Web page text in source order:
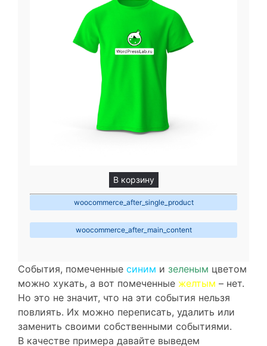
В корзину
woocommerce_after_single_product
woocommerce_after_main_content
События, помеченные синим и зеленым цветом
можно хукать, а вот помеченные желтым – нет.
Но это не значит, что на эти события нельзя
повлиять. Их можно переписать, удалить или
заменить своими собственными событиями.
В качестве примера давайте выведем